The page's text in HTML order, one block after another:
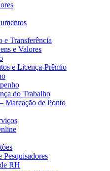
e Transferência
e Valores
e Licença-Prêmio
do Trabalho
Marcação de Ponto
Pesquisadores
RH